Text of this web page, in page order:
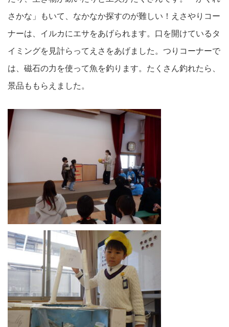
さかな」もいて、なかなか探すのが難しい！えさやりコー
ナーは、イルカにエサをあげられます。口を開けているタ
イミングを見計らってえさをあげました。つりコーナーで
は、磁石の力を使って魚を釣ります。たくさん釣れたら、
景品ももらえました。